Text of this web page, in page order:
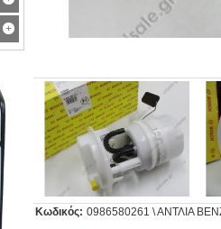
Κωδικός: 0986580261 \ ΑΝΤΛΙΑ